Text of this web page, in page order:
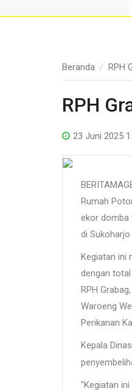
Beranda RPH
RPH
23 Juni 2025
Rumah
ekor domba
di
Kegiatan ini
dengan
RPH
Waroeng
Perikanan
Kepala
"Kegiatan